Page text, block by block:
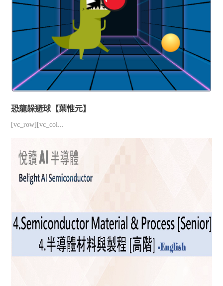
恐龍躲避球【葉惟元】
[vc_row][vc_col...